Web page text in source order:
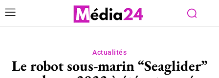
Actualités
Le robot sous-marin “Seaglider”